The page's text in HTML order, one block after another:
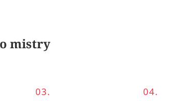
mistry
03. 04.